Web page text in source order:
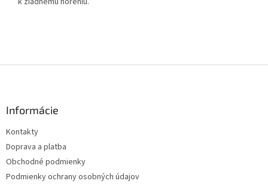
Informácie
Kontakty
Doprava a platba
Obchodné podmienky
Podmienky ochrany osobných údajov